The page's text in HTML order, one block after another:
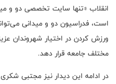
انقلاب «تنها سایت تخصصی دو و
است، فدراسیون دو و میدانی
ورزش کردن در اختیار شهروندان
مختلف جامعه قرار دهد.